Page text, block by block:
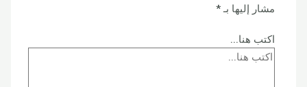
مشار إليها بـ*
اكتب هنا...